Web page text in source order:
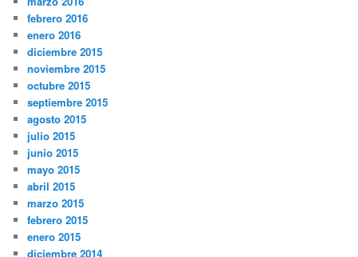
febrero 2016
enero 2016
diciembre 2015
noviembre 2015
octubre 2015
septiembre 2015
agosto 2015
julio 2015
junio 2015
mayo 2015
abril 2015
marzo 2015
febrero 2015
enero 2015
diciembre 2014